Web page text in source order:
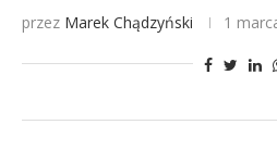
przez Marek Chądzyński 1